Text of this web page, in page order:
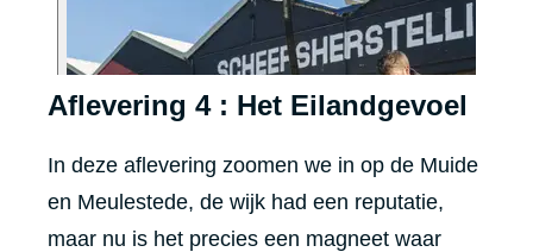
Aflevering 4 : Het Eilandgevoel
In deze aflevering zoomen we in op de Muide
en Meulestede, de wijk had een reputatie,
maar nu is het precies een magneet waar